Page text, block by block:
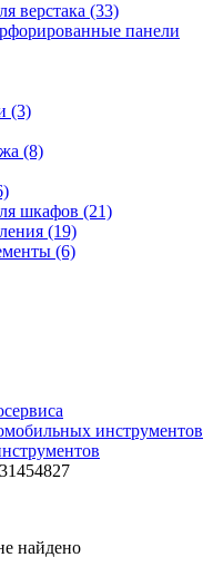
верстака (33)
панели
(3)
(8)
шкафов (21)
(19)
(6)
инструментов
найдено